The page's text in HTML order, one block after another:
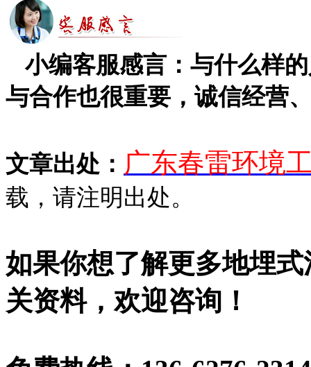
小编客服感言：与什么样
与合作也很重要，诚信经营
文章出处： 广东春雷环境
载，请注明出处。
如果你想了解更多地埋
关资料，欢迎咨询！